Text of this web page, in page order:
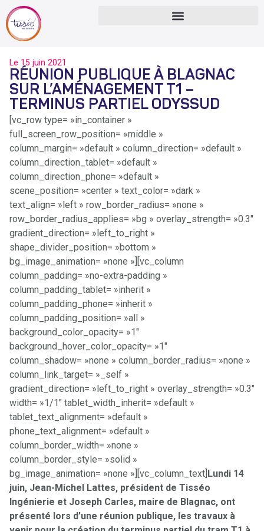
Le 15 juin 2021
RÉUNION PUBLIQUE À BLAGNAC
SUR L’AMÉNAGEMENT T1 –
TERMINUS PARTIEL ODYSSUD
[vc_row type= »in_container »
full_screen_row_position= »middle »
column_margin= »default » column_direction= »default »
column_direction_tablet= »default »
column_direction_phone= »default »
scene_position= »center » text_color= »dark »
text_align= »left » row_border_radius= »none »
row_border_radius_applies= »bg » overlay_strength= »0.3″
gradient_direction= »left_to_right »
shape_divider_position= »bottom »
bg_image_animation= »none »][vc_column
column_padding= »no-extra-padding »
column_padding_tablet= »inherit »
column_padding_phone= »inherit »
column_padding_position= »all »
background_color_opacity= »1″
background_hover_color_opacity= »1″
column_shadow= »none » column_border_radius= »none »
column_link_target= »_self »
gradient_direction= »left_to_right » overlay_strength= »0.3″
width= »1/1″ tablet_width_inherit= »default »
tablet_text_alignment= »default »
phone_text_alignment= »default »
column_border_width= »none »
column_border_style= »solid »
bg_image_animation= »none »][vc_column_text] Lundi 14
juin, Jean-Michel Lattes, président de Tisséo
Ingénierie et Joseph Carles, maire de Blagnac, ont
présenté lors d’une réunion publique, les travaux à